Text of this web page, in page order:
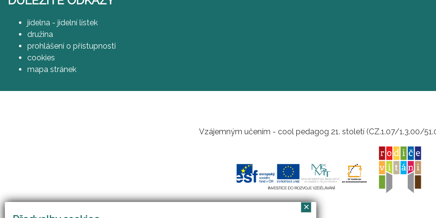
jídelna - jídelní lístek
družina
prohlášení o přístupnosti
cookies
mapa stránek
Vzájemným učením - cool pedagog 21. století (CZ.1.07/1.3.00/
✕